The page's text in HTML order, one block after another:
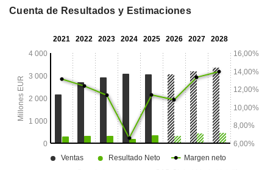
Cuenta de Resultados y Estimaciones